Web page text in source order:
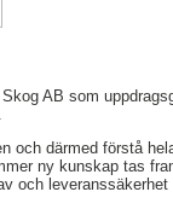
AB som
och därmed förstå
ny kunskap tas
och